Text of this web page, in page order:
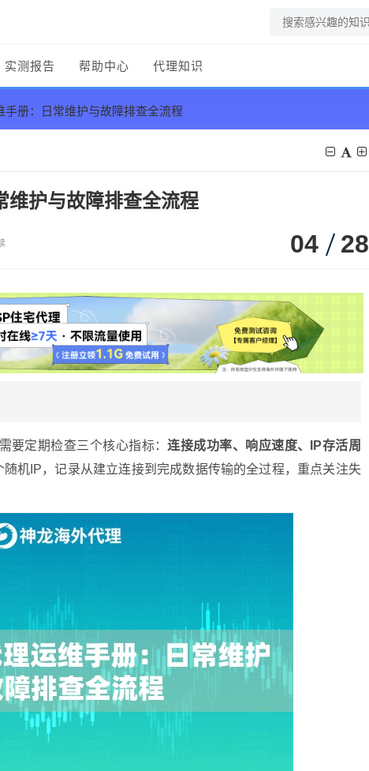
实测报告 帮助中心 代理知识
手册：日常维护与故障排查全流程
维护与故障排查全流程
04 28
要定期检查三个核心指标：连接成功率、响应速度、IP存活周
机IP，记录从建立连接到完成数据传输的全过程，重点关注失